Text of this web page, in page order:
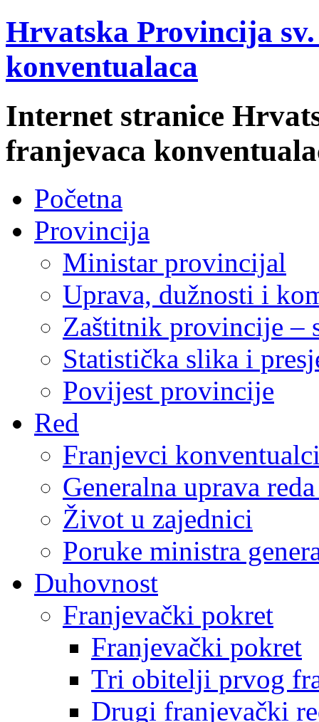
Hrvatska Provincija
konventualaca
Internet stranice
franjevaca
Početna
Provincija
Ministar provincijal
Uprava, dužnosti i
Zaštitnik provincije –
Statistička slika i
Povijest provincije
Red
Franjevci
Generalna uprava
Život u zajednici
Poruke ministra
Duhovnost
Franjevački pokret
Franjevački pokret
Tri obitelji prvog
Drugi franjevački